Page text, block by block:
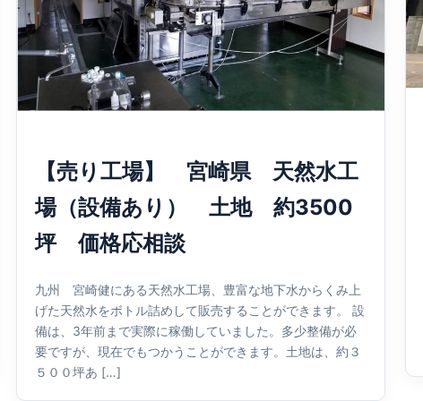
【売り工場】 宮崎県 天然水工
場（設備あり） 土地 約3500
坪 価格応相談
九州 宮崎健にある天然水工場、豊富な地下水からくみ上
げた天然水をボトル詰めして販売することができます。 設
備は、3年前まで実際に稼働していました。多少整備が必
要ですが、現在でもつかうことができます。土地は、約３
５００坪あ […]